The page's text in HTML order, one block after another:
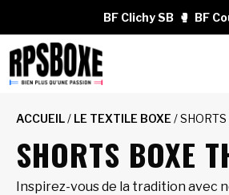
BF Clichy SB 🥊 BF
ACCUEIL/ LE TEXTILE BOXE /
SHORTS BOXE
Inspirez-vous de la tradition avec